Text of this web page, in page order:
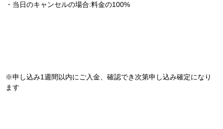
・当日のキャンセルの場合:料金の100%
※申し込み1週間以内にご入金、確認でき次第申し込み確定になり
ます